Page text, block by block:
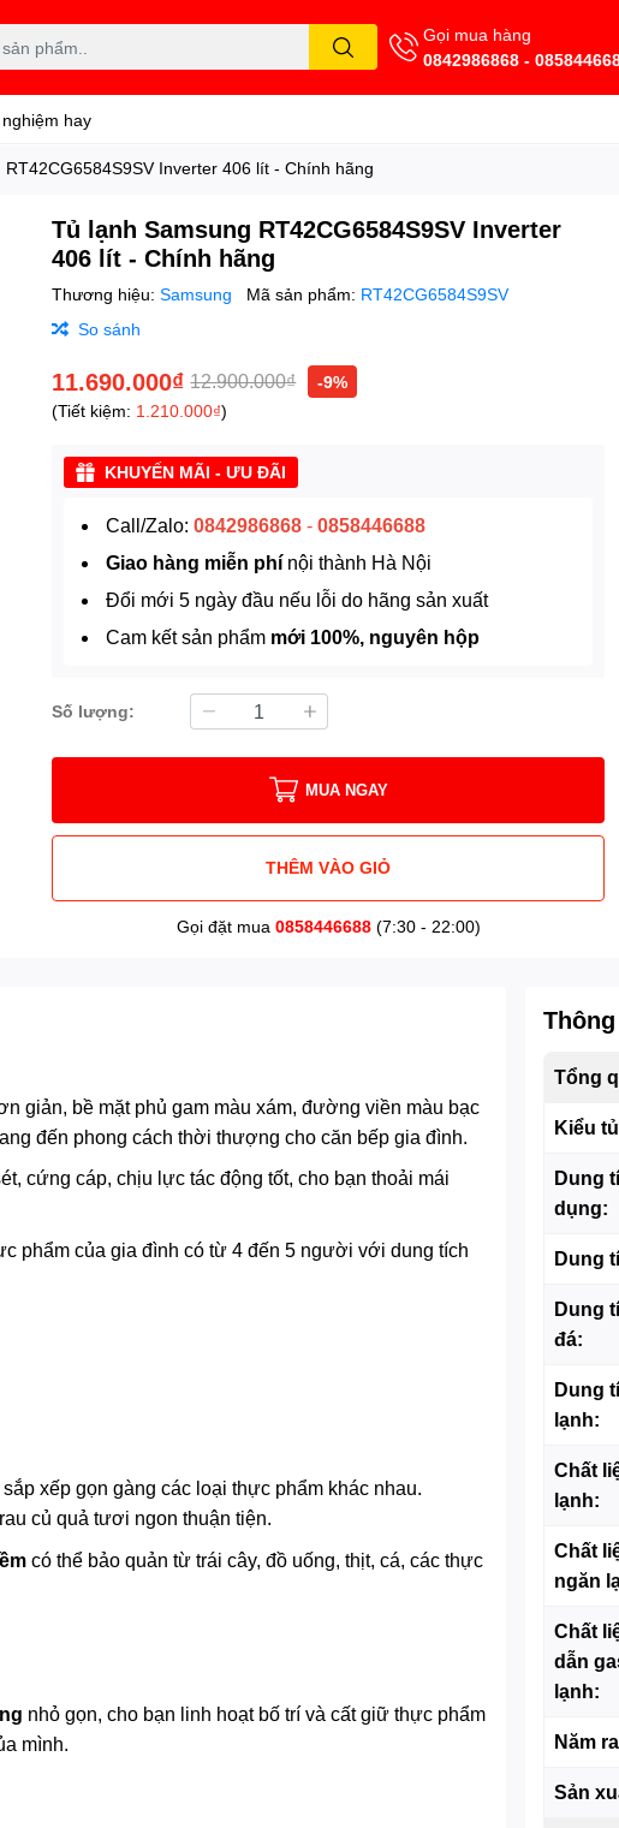
Gọi mua hàng
0842986868 -
hay
Inverter 406 lít - Chính hãng
Tủ lạnh Samsung RT42CG6584S9SV Inverter
406 lít - Chính hãng
Thương hiệu:Samsung Mã sản phẩm: RT42CG6584S9SV
So sánh
11.690.000₫ 12.900.000₫
-9%
(Tiết kiệm: 1.210.000₫)
KHUYẾN MÃI - ƯU ĐÃI
Call/Zalo:0842986868 -0858446688
Giao hàng miễn phí nội thành Hà Nội
Đổi mới 5 ngày đầu nếu lỗi do hãng sản xuất
Cam kết sản phẩm mới 100%, nguyên hộp
Số lượng:
MUA NGAY
THÊM VÀO GIỎ
Gọi đặt mua 0858446688(7:30 - 22:00)
giản, bề mặt phủ gam màu xám, đường viền màu bạc
đến phong cách thời thượng cho căn bếp gia đình.
cứng cáp, chịu lực tác động tốt, cho bạn thoải mái
phẩm của gia đình có từ 4 đến 5 người với dung tích
xếp gọn gàng các loại thực phẩm khác nhau.
củ quả tươi ngon thuận tiện.
có thể bảo quản từ trái cây, đồ uống, thịt, cá, các thực
nhỏ gọn, cho bạn linh hoạt bố trí và cất giữ thực phẩm
mình.
Tổng
Kiểu
Dung
dụng:
Dung
Dung
đá:
Dung
lạnh:
Chất
lạnh:
Chất
ngăn
Chất
dẫn
lạnh:
Năm
Sản